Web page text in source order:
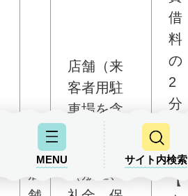
MENU サイト内検索
店
店舗（来
客者用駐
車場を含
む。）の
賃借料
（敷金、
借
料
の
2
分
の
1
【